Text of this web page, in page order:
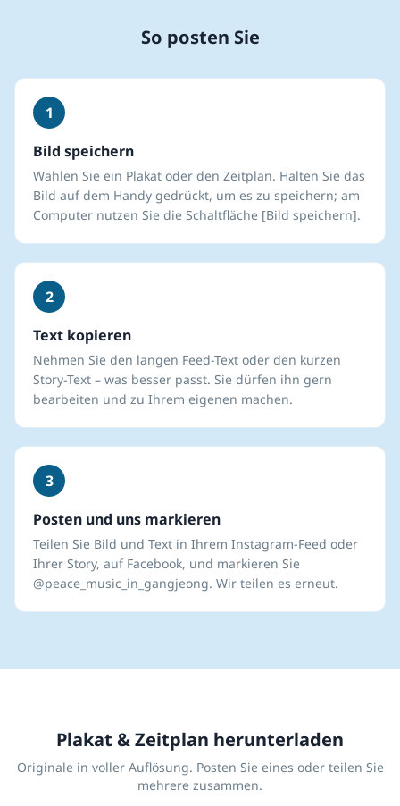
So posten Sie
1
Bild speichern
Wählen Sie ein Plakat oder den Zeitplan. Halten Sie das
Bild auf dem Handy gedrückt, um es zu speichern; am
Computer nutzen Sie die Schaltfläche [Bild speichern].
2
Text kopieren
Nehmen Sie den langen Feed-Text oder den kurzen
Story-Text – was besser passt. Sie dürfen ihn gern
bearbeiten und zu Ihrem eigenen machen.
3
Posten und uns markieren
Teilen Sie Bild und Text in Ihrem Instagram-Feed oder
Ihrer Story, auf Facebook, und markieren Sie
@peace_music_in_gangjeong. Wir teilen es erneut.
Plakat & Zeitplan herunterladen
Originale in voller Auflösung. Posten Sie eines oder teilen Sie
mehrere zusammen.